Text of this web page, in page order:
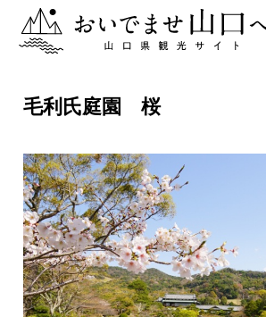
おいでませ山口へー山口県観光サイト
毛利氏庭園 桜